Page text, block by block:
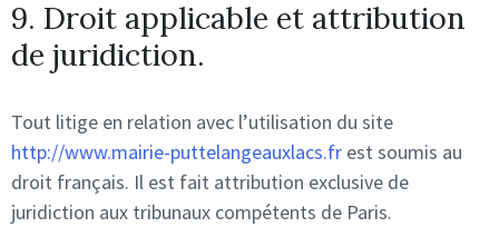
9. Droit applicable et attribution
de juridiction.
Tout litige en relation avec l’utilisation du site
http://www.mairie-puttelangeauxlacs.fr est soumis au
droit français. Il est fait attribution exclusive de
juridiction aux tribunaux compétents de Paris.